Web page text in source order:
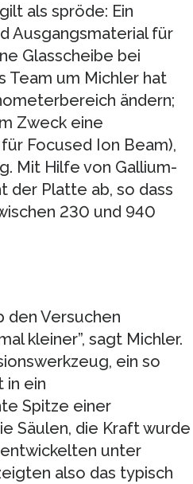
als spröde: Ein
Ausgangsmaterial für
Glasscheibe bei
Team um Michler hat
ändern;
Zweck eine
Focused Ion Beam),
Mit Hilfe von Gallium-
der Platte ab, so dass
230 und 940
den Versuchen
kleiner”, sagt Michler.
ein so
in ein
Spitze einer
Säulen, die Kraft wurde
entwickelten unter
also das typisch